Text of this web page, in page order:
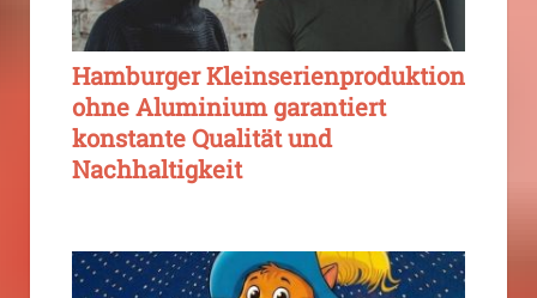
Hamburger Kleinserienproduktion
ohne Aluminium garantiert
konstante Qualität und
Nachhaltigkeit